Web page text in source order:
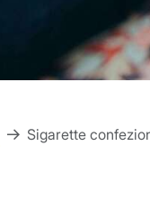
Sigarette